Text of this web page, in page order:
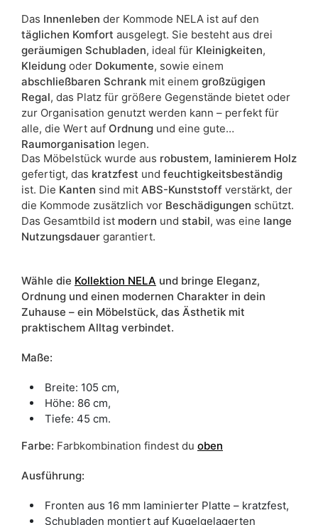
Das Innenleben der Kommode NELA ist auf den
täglichen Komfort ausgelegt. Sie besteht aus drei
geräumigen Schubladen, ideal für Kleinigkeiten,
Kleidung oder Dokumente, sowie einem
abschließbaren Schrank mit einem großzügigen
Regal, das Platz für größere Gegenstände bietet oder
zur Organisation genutzt werden kann – perfekt für
alle, die Wert auf Ordnung und eine gute
Raumorganisation legen.
Das Möbelstück wurde aus robustem, laminierem Holz
gefertigt, das kratzfest und feuchtigkeitsbeständig
ist. Die Kanten sind mit ABS-Kunststoff verstärkt, der
die Kommode zusätzlich vor Beschädigungen schützt.
Das Gesamtbild ist modern und stabil, was eine lange
Nutzungsdauer garantiert.
Wähle die Kollektion NELA und bringe Eleganz,
Ordnung und einen modernen Charakter in dein
Zuhause – ein Möbelstück, das Ästhetik mit
praktischem Alltag verbindet.
Maße:
Breite: 105 cm,
Höhe: 86 cm,
Tiefe: 45 cm.
Farbe: Farbkombination findest du oben
Ausführung:
Fronten aus 16 mm laminierter Platte – kratzfest,
Schubladen montiert auf Kugelgelagerten